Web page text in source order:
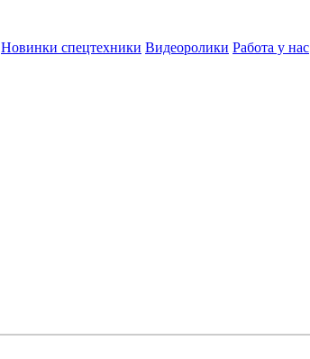
Новинки спецтехники Видеоролики Работа у нас